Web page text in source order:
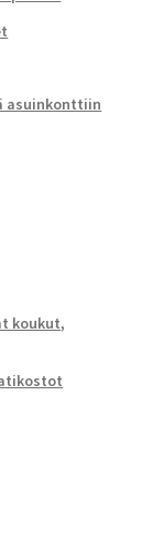
asuinkonttiin
koukut,